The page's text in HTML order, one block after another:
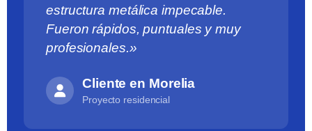
estructura metálica impecable.
Fueron rápidos, puntuales y muy
profesionales.»
Cliente en Morelia
Proyecto residencial